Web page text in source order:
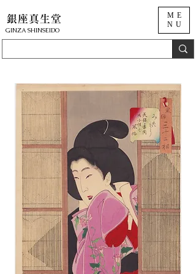
ME
NU
銀座真生堂
​GINZA SHINSEIDO